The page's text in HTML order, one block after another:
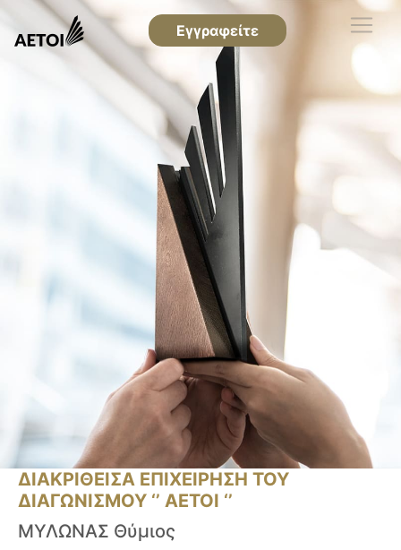
Εγγραφείτε
ΔΙΑΚΡΙΘΕΙΣΑ ΕΠΙΧΕΙΡΗΣΗ ΤΟΥ
ΔΙΑΓΩΝΙΣΜΟΥ ‘’ ΑΕΤΟΙ ‘’
ΜΥΛΩΝΑΣ Θύμιος